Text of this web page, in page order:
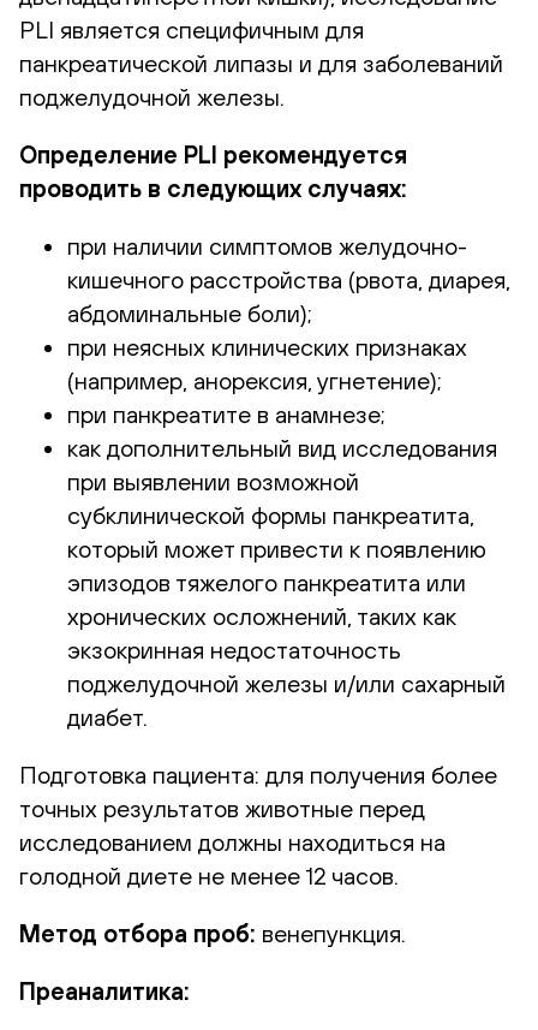
PLI является специфичным для
панкреатической липазы и для заболеваний
поджелудочной железы.
Определение PLI рекомендуется
проводить в следующих случаях:
при наличии симптомов желудочно-
кишечного расстройства (рвота, диарея,
абдоминальные боли);
при неясных клинических признаках
(например, анорексия, угнетение);
при панкреатите в анамнезе;
как дополнительный вид исследования
при выявлении возможной
субклинической формы панкреатита,
который может привести к появлению
эпизодов тяжелого панкреатита или
хронических осложнений, таких как
экзокринная недостаточность
поджелудочной железы и/или сахарный
диабет.
Подготовка пациента: для получения более
точных результатов животные перед
исследованием должны находиться на
голодной диете не менее 12 часов.
Метод отбора проб: венепункция.
Преаналитика: